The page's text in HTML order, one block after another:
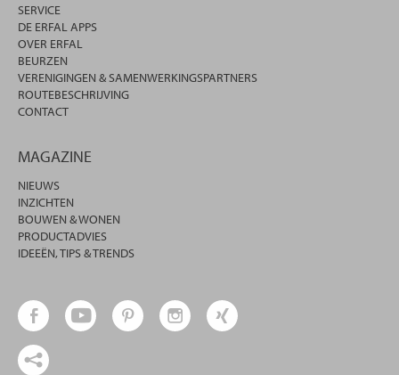
SERVICE
DE ERFAL APPS
OVER ERFAL
BEURZEN
VERENIGINGEN & SAMENWERKINGSPARTNERS
ROUTEBESCHRIJVING
CONTACT
MAGAZINE
NIEUWS
INZICHTEN
BOUWEN & WONEN
PRODUCTADVIES
IDEEËN, TIPS & TRENDS